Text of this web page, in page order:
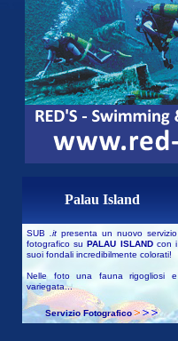
Palau Island
SUB .it presenta un nuovo servizio
fotografico suPALAU ISLANDcon i
suoi fondali incredibilmente colorati!
Nelle foto una fauna rigogliosi e
variegata...
Servizio Fotografico